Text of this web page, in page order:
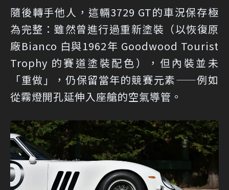
隨後轉手他人，這輛3729 GT的車況保存極
為完整：雖然曾進行過重新塗裝（以恢復原
廠Bianco 白與1962年 Goodwood Tourist
Trophy 的賽道塗裝配色），但內裝並未
「重做」，仍保留當年的競賽元素——例如
從霧燈開孔延伸入座艙的空氣導管。